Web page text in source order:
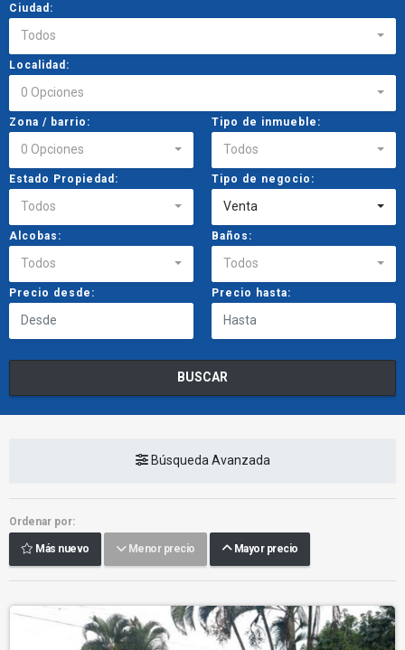
Ciudad:
Todos
Localidad:
0 Opciones
Zona / barrio:
0 Opciones
Tipo de inmueble:
Todos
Estado Propiedad:
Todos
Tipo de negocio:
Venta
Alcobas:
Todos
Baños:
Todos
Precio desde: Precio hasta:
BUSCAR
Búsqueda Avanzada
Ordenar por:
Más nuevo Menor precio Mayor precio